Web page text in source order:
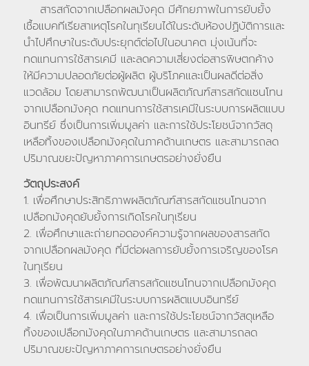
สารสกัดจากเปลือกผลมังคุด มีศักยภาพในการยับยั้ง
เชื้อแบคทีเรียสาเหตุโรคในทุเรียนได้ในระดับห้องปฏิบัติการและ
นำไปศึกษาในระดับประยุกต์ต่อไปในอนาคต มุ่งเน้นที่จะ
ทดแทนการใช้สารเคมี และลดความเสี่ยงต่อสารพิษตกค้าง
ให้มีความปลอดภัยต่อผู้ผลิต ผู้บริโภคและเป็นผลดีต่อสิ่ง
แวดล้อม โดยสามารถพัฒนาเป็นผลิตภัณฑ์สารสกัดแซนโทน
จากเปลือกมังคุด ทดแทนการใช้สารเคมีในระบบการผลิตแบบ
อินทรีย์ ซึ่งเป็นการเพิ่มมูลค่า และการใช้ประโยชน์จากวัสดุ
เหลือทิ้งของเปลือกมังคุดในภาคด้านเกษตร และสามารถลด
ปริมาณขยะปัญหาภาคการเกษตรอย่างยั่งยืน
วัตถุประสงค์
1. เพื่อศึกษาประสิทธิภาพผลิตภัณฑ์สารสกัดแซนโทนจาก
เปลือกมังคุดยับยั้งการเกิดโรคในทุเรียน
2. เพื่อศึกษาและถ่ายทอดองค์ความรู้จากผลของสารสกัด
จากเปลือกผลมังคุด ที่มีต่อผลการยับยั้งการเจริญของโรค
ในทุเรียน
3. เพื่อพัฒนาผลิตภัณฑ์สารสกัดแซนโทนจากเปลือกมังคุด
ทดแทนการใช้สารเคมีในระบบการผลิตแบบอินทรีย์
4. เพื่อเป็นการเพิ่มมูลค่า และการใช้ประโยชน์จากวัสดุเหลือ
ทิ้งของเปลือกมังคุดในภาคด้านเกษตร และสามารถลด
ปริมาณขยะปัญหาภาคการเกษตรอย่างยั่งยืน